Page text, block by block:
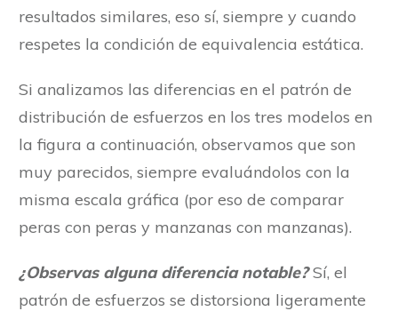
resultados similares, eso sí, siempre y cuando
respetes la condición de equivalencia estática.
Si analizamos las diferencias en el patrón de
distribución de esfuerzos en los tres modelos en
la figura a continuación, observamos que son
muy parecidos, siempre evaluándolos con la
misma escala gráfica (por eso de comparar
peras con peras y manzanas con manzanas).
¿Observas alguna diferencia notable?Sí, el
patrón de esfuerzos se distorsiona ligeramente